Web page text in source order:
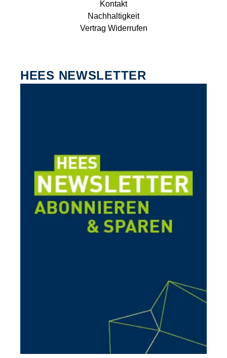
Kontakt
Nachhaltigkeit
Vertrag Widerrufen
HEES NEWSLETTER